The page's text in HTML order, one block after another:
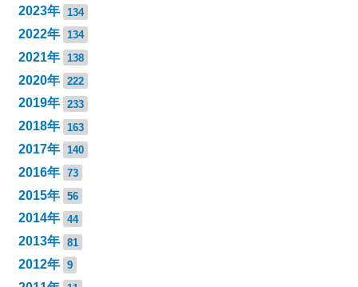
2023年 134
2022年 134
2021年 138
2020年 222
2019年 233
2018年 163
2017年 140
2016年 73
2015年 56
2014年 44
2013年 81
2012年 9